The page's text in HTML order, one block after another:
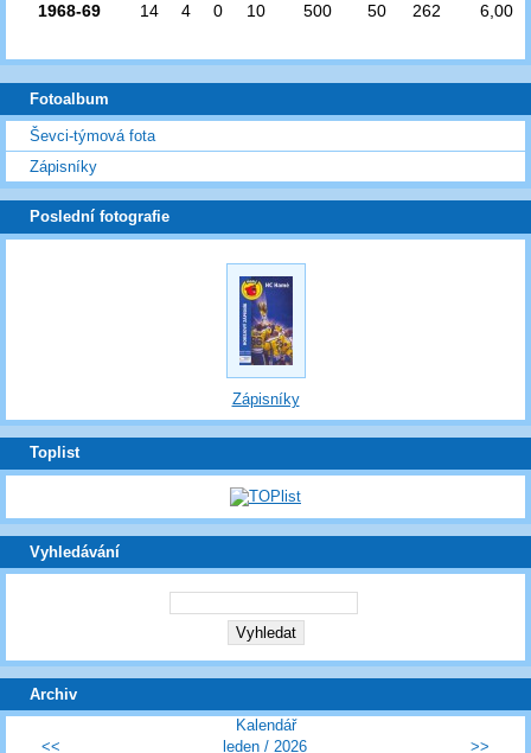
1968-69 14 4 0 10 500 50 262 6,00
Fotoalbum
Ševci-týmová fota
Zápisníky
Poslední fotografie
Zápisníky
Toplist
Vyhledávání
Archiv
Kalendář
<<
leden / 2026 >>